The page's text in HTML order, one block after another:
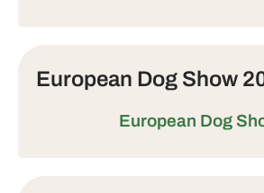
European Dog Show
European Dog